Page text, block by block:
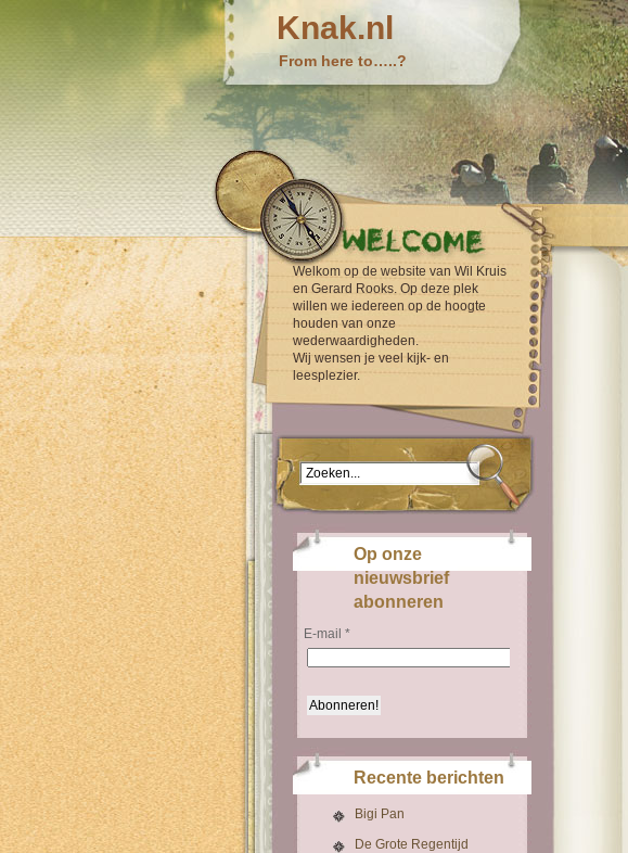
Knak.nl
From here to…..?
Welkom op de website van Wil Kruis
en Gerard Rooks. Op deze plek
willen we iedereen op de hoogte
houden van onze
wederwaardigheden.
Wij wensen je veel kijk- en
leesplezier.
Op onze
nieuwsbrief
abonneren
E-mail *
Recente berichten
Bigi Pan
De Grote Regentijd